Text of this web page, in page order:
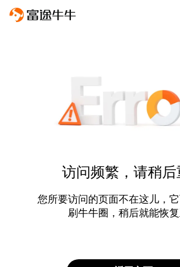
访问频繁，请稍后
您所要访问的页面不在这儿，
刷牛牛圈，稍后就能恢